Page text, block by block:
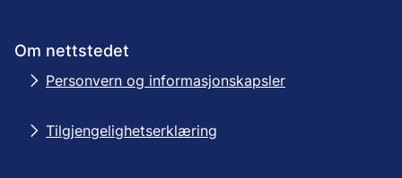
Om nettstedet
Personvern og informasjonskapsler
Tilgjengelighetserklæring